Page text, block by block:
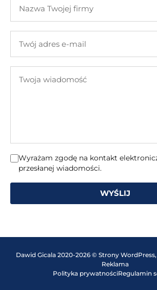
nazwisko
Twojej
adres
mail
wiadomość
Wyrażam zgodę na kontakt
przesłanej wiadomości.
WYŚLIJ
Dawid Gicala 2020-2026 © Strony
Reklama
Polityka prywatnościRegulamin